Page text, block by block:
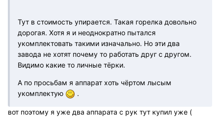
Тут в стоимость упирается. Такая горелка довольно
дорогая. Хотя я и неоднократно пытался
укомплектовать такими изначально. Но эти два
завода не хотят почему то работать друг с другом.
Видимо какие то личные тёрки.
А по просьбам я аппарат хоть чёртом лысым
укомплектую
.
вот поэтому я уже два аппарата с рук тут купил уже (